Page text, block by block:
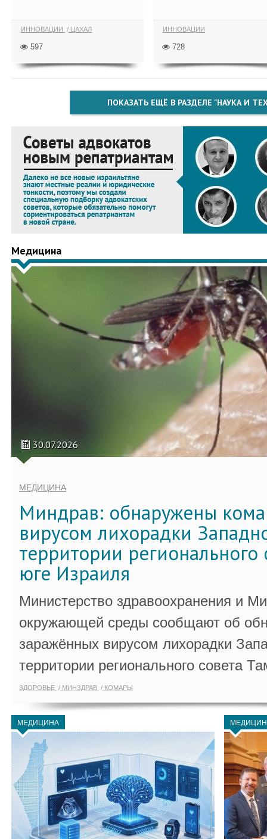
ИННОВАЦИИ ЦАХАЛ
597
ИННОВАЦИИ
728
ПОКАЗАТЬ ЕЩЁ В РАЗДЕЛЕ "НАУКА И
Медицина
30.07.2026
МЕДИЦИНА
Миндрав: обнаружены
вирусом лихорадки
территории регионального
юге Израиля
Министерство здравоохранения и
окружающей среды сообщают об
заражённых вирусом лихорадки
территории регионального совета
ЗДОРОВЬЕ МИНЗДРАВ КОМАРЫ
МЕДИЦИНА